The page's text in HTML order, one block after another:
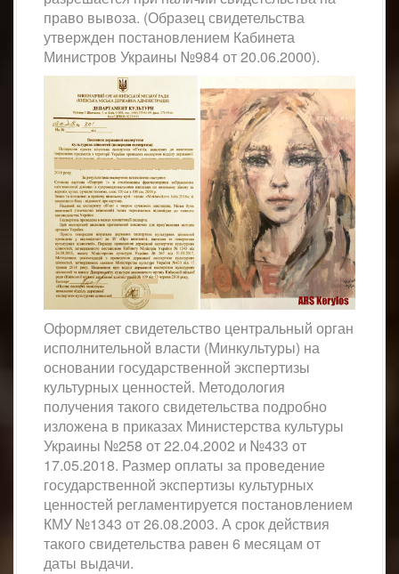
право вывоза. (Образец свидетельства
утвержден постановлением Кабинета
Министров Украины №984 от 20.06.2000).
Оформляет свидетельство центральный орган
исполнительной власти (Минкультуры) на
основании государственной экспертизы
культурных ценностей. Методология
получения такого свидетельства подробно
изложена в приказах Министерства культуры
Украины №258 от 22.04.2002 и №433 от
17.05.2018. Размер оплаты за проведение
государственной экспертизы культурных
ценностей регламентируется постановлением
КМУ №1343 от 26.08.2003. А срок действия
такого свидетельства равен 6 месяцам от
даты выдачи.